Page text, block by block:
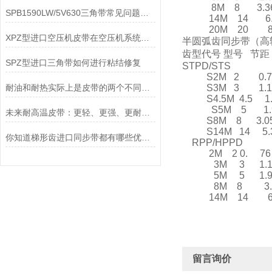
XPZ型进口空压机皮带在空压机系统中发挥着重要的作用
SPZ型进口三角带如何进行粘结修复
未来耐高温皮带：更轻、更强、更耐温？
你知道梯形齿进口同步带都有哪些优点吗？
8M 8
14M 14
20M 20
半圆弧齿同步带
齿型代号 型号 节
STPD/STS
S2M 2
S3M 3
S4.5M 4.5
S5M 5
S8M 8
S14M 14
RPP/HPPD
2M 2 0.
3M 3
5M 5
8M 8
14M 14
留言询价